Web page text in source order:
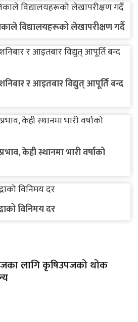
विद्यालयहरूको लेखापरीक्षण गर्दै
र आइतबार विद्युत् आपूर्ति बन्द
केही स्थानमा भारी वर्षाको
विनिमय दर
लागि कृषिउपजको थोक